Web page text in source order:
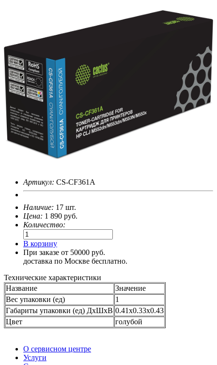
Артикул: CS-CF361A
Наличие: 17 шт.
Цена: 1 890 руб.
Количество:
В корзину
При заказе от 50000 руб.
доставка по Москве бесплатно.
Технические характеристики
Название
Значение
Вес упаковки (ед)
1
Габариты упаковки (ед) ДхШхВ 0.41x0.33x0.43
Цвет
голубой
О сервисном центре
Услуги